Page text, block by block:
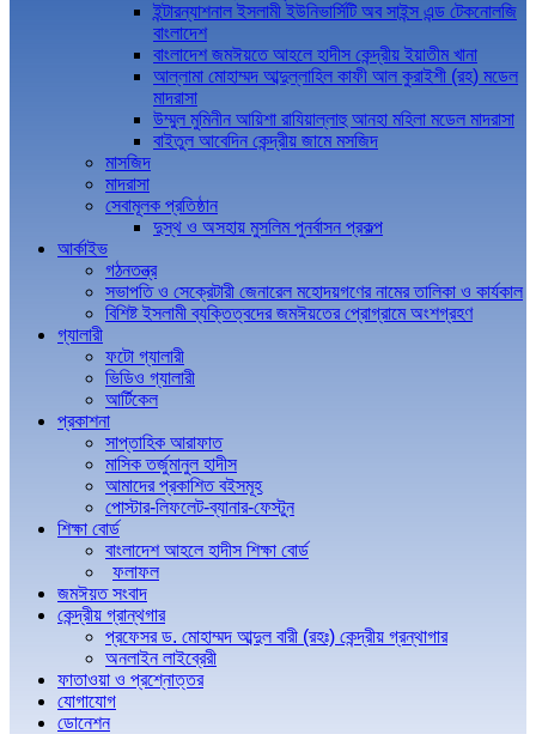
ইন্টারন্যাশনাল ইসলামী ইউনিভার্সিটি অব সাইন্স এন্ড টেকনোলজি
বাংলাদেশ
বাংলাদেশ জমঈয়তে আহলে হাদীস কেন্দ্রীয় ইয়াতীম খানা
আল্লামা মোহাম্মদ আব্দুল্লাহিল কাফী আল কুরাইশী (রহ) মডেল
মাদরাসা
উম্মুল মুমিনীন আয়িশা রাযিয়াল্লাহু আনহা মহিলা মডেল মাদরাসা
বাইতুল আবেদিন কেন্দ্রীয় জামে মসজিদ
মাসজিদ
মাদরাসা
সেবামূলক প্রতিষ্ঠান
দুস্থ ও অসহায় মুসলিম পুনর্বাসন প্রকল্প
আর্কাইভ
গঠনতন্ত্র
সভাপতি ও সেক্রেটারী জেনারেল মহোদয়গণের নামের তালিকা ও কার্যকাল
বিশিষ্ট ইসলামী ব্যক্তিত্বদের জমঈয়তের প্রোগ্রামে অংশগ্রহণ
গ্যালারী
ফটো গ্যালারী
ভিডিও গ্যালারী
আর্টিকেল
প্রকাশনা
সাপ্তাহিক আরাফাত
মাসিক তর্জুমানুল হাদীস
আমাদের প্রকাশিত বইসমূহ
পোস্টার-লিফলেট-ব্যানার-ফেস্টুন
শিক্ষা বোর্ড
বাংলাদেশ আহলে হাদীস শিক্ষা বোর্ড
ফলাফল
জমঈয়ত সংবাদ
কেন্দ্রীয় গ্রান্থগার
প্রফেসর ড. মোহাম্মদ আব্দুল বারী (রহঃ) কেন্দ্রীয় গ্রন্থাগার
অনলাইন লাইব্রেরী
ফাতাওয়া ও প্রশ্নোত্তর
যোগাযোগ
ডোনেশন